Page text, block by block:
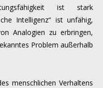
ist stark
Intelligenz“ ist unfähig,
Analogien zu erbringen,
Problem außerhalb
menschlichen Verhaltens